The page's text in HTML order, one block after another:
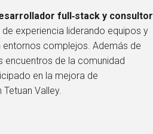
full‑stack y consultor
experiencia liderando equipos y
complejos. Además de
encuentros de la comunidad
en la mejora de
Valley.